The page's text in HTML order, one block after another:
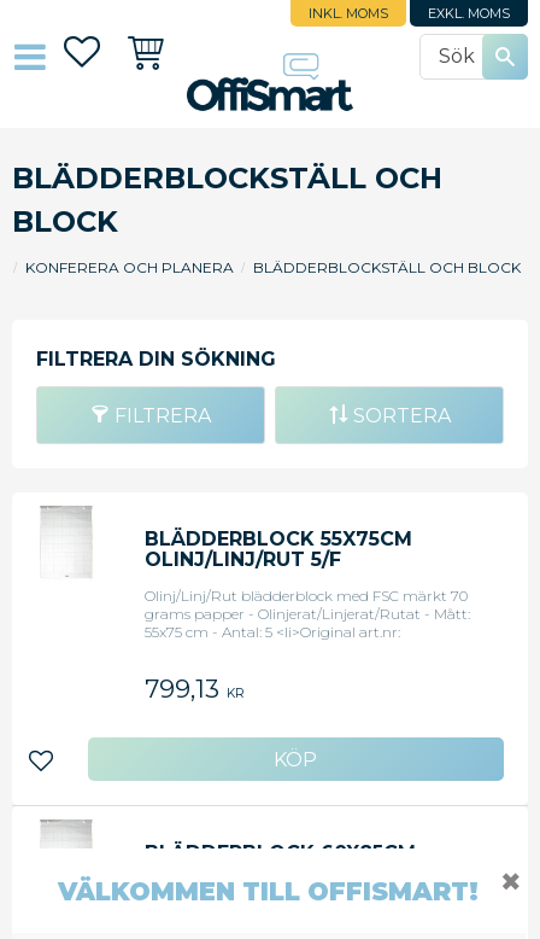
INKL. MOMS EXKL. MOMS
FavoriterKundvagn
BLÄDDERBLOCKSTÄLL OCH
BLOCK
KONFERERA OCH PLANERA BLÄDDERBLOCKSTÄLL OCH BLOCK
FILTRERA SORTERA
BLÄDDERBLOCK 55X75CM
OLINJ/LINJ/RUT 5/F
Olinj/Linj/Rut blädderblock med FSC märkt 70
grams papper - Olinjerat/Linjerat/Rutat - Mått:
55x75 cm - Antal: 5 <li>Original art.nr:
799,13 KR
Lägg till i favoriter
BLÄDDERBLOCK 60X85CM
VÄLKOMMEN TILL OFFISMART! ✖